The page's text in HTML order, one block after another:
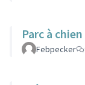
Parc à
Febpecker